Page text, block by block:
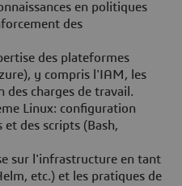
en politiques
des
des plateformes
y compris l'IAM, les
des charges de travail.
Linux: configuration
et des scripts (Bash,
sur l'infrastructure en tant
etc.) et les pratiques de